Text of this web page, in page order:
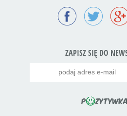
ZAPISZ SIĘ DO